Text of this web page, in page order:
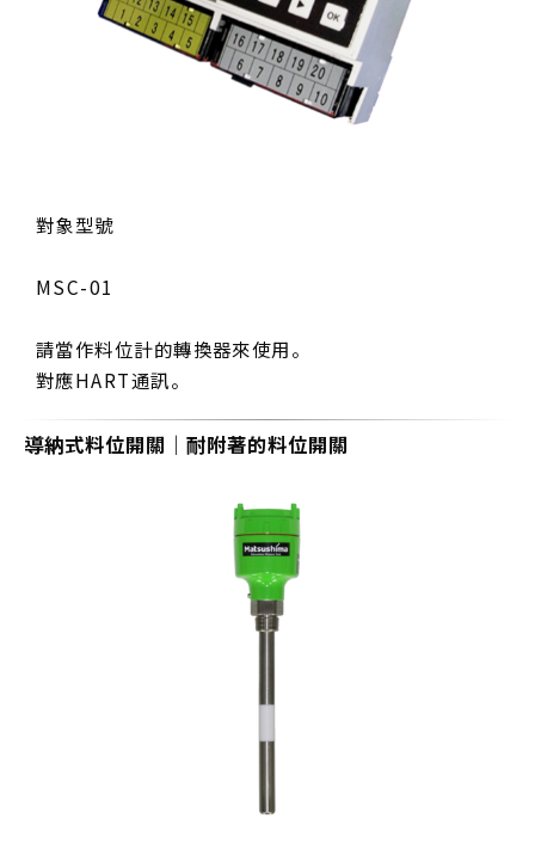
對象型號
MSC-01
請當作料位計的轉換器來使用。
對應HART通訊。
導納式料位開關｜耐附著的料位開關